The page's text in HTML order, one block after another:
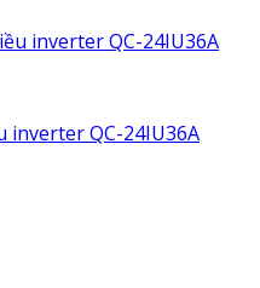
inverter QC-24IU36A